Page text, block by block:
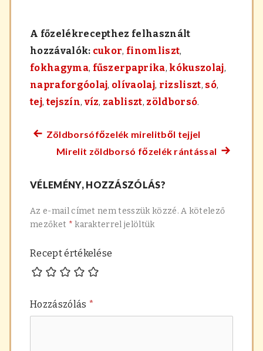
A főzelékrecepthez felhasznált
hozzávalók: cukor, finomliszt,
fokhagyma, fűszerpaprika, kókuszolaj,
napraforgóolaj, olívaolaj, rizsliszt, só,
tej,tejszín, víz, zabliszt, zöldborsó.
Bejegyzés
Előző
főzelék
Zöldborsófőzelék mirelitből tejjel
Mirelit zöldborsó főzelék rántással
VÉLEMÉNY, HOZZÁSZÓLÁS?
Az e-mail címet nem tesszük közzé. A kötelező
mezőket * karakterrel jelöltük
Recept értékelése
Hozzászólás *